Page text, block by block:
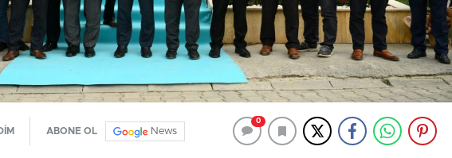
ABONE OL News
0